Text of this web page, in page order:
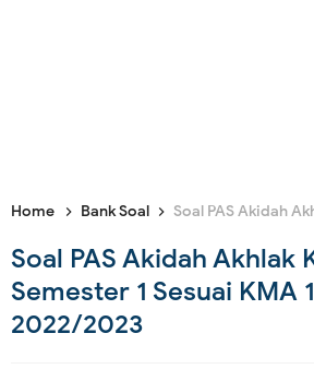
Home Bank Soal Soal PAS Akidah Akhlak Kelas 8 MTs
Soal PAS Akidah Akhlak
Semester 1 Sesuai KMA
2022/2023